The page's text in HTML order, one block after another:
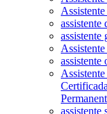
assistente
assistente
Permanent
assistente